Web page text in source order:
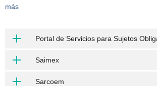
más
Portal de Servicios para Sujetos
Saimex
Sarcoem